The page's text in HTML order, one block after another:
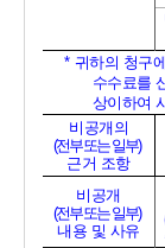
* 귀하의 청구
수수료를
상이하여
비공개의
(전부 또는 일부)
근거 조항
비공개
(전부 또는 일부)
내용 및 사유